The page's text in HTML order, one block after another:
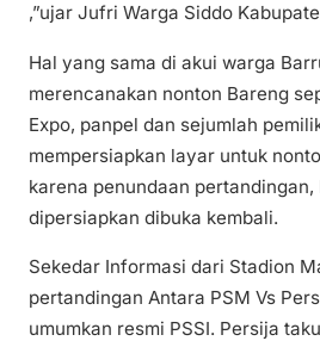
,”ujar Jufri Warga Siddo
Hal yang sama di akui warga
merencanakan nonton Bareng
Expo, panpel dan sejumlah
mempersiapkan layar untuk
karena penundaan
dipersiapkan dibuka kembali.
Sekedar Informasi dari Stadion
pertandingan Antara PSM Vs
umumkan resmi PSSI. Persija